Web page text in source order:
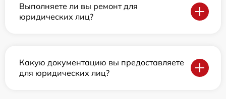
Выполняете ли вы ремонт для
юридических лиц?
Какую документацию вы предоставляете
для юридических лиц?